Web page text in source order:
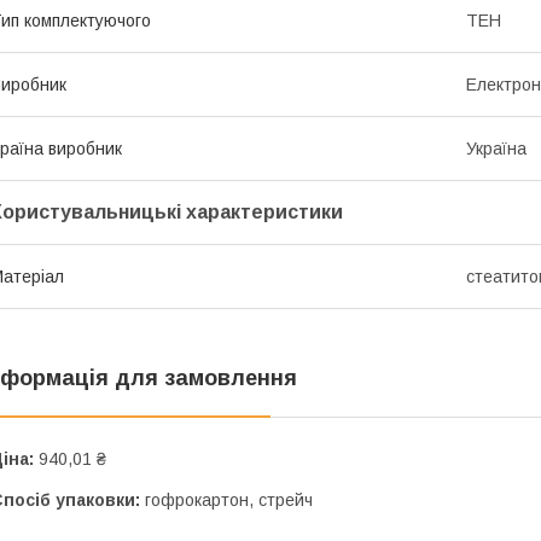
комплектуючого ТЕН
виробник Україна
характеристики
для замовлення
940,01 ₴
упаковки: гофрокартон, стрейч